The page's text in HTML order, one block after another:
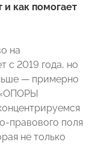
как помогает
на
с 2019 года, но
— примерно
«ОПОРЫ
правового поля
не только